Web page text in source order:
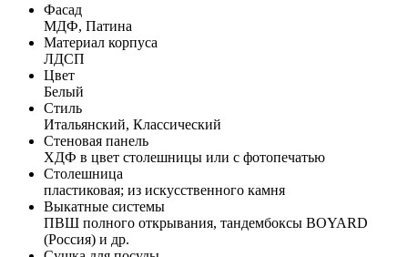
Фасад
МДФ, Патина
Материал корпуса
ЛДСП
Цвет
Белый
Стиль
Итальянский, Классический
Стеновая панель
ХДФ в цвет столешницы или с фотопечатью
Столешница
пластиковая; из искусственного камня
Выкатные системы
ПВШ полного открывания, тандембоксы BOYARD
(Россия) и др.